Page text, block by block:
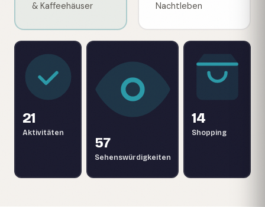
& Kaffeehäuser
Nachtleben
21
Aktivitäten
57
Sehenswürdigkeiten
14
Shopping